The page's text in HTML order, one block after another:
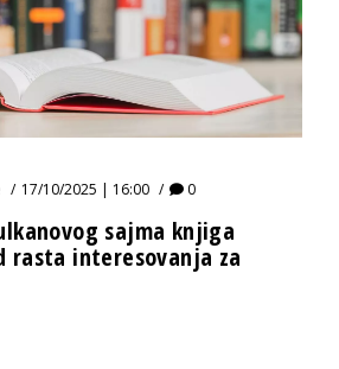
17/10/2025 | 16:00 0
sajma knjiga
rasta interesovanja za